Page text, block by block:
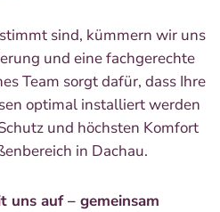
sind, kümmern wir uns
und eine fachgerechte
Team sorgt dafür, dass Ihre
optimal installiert werden
und höchsten Komfort
in Dachau.
uns auf – gemeinsam